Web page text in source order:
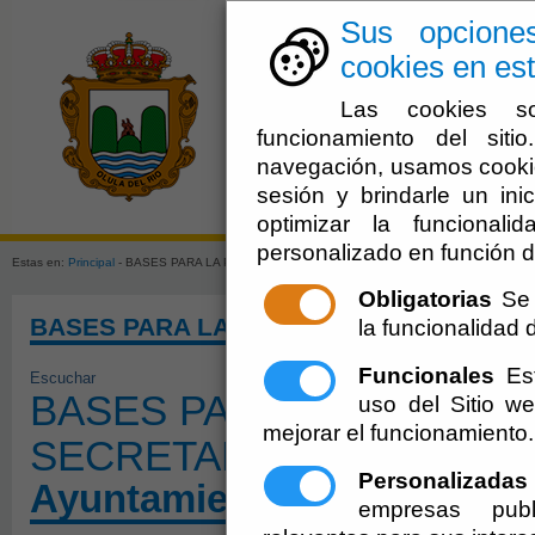
Sus
cookies en
Las cookies
funcionamiento del
navegación, usamos
sesión y brindarle un
optimizar la
personalizado en función
Obligatorias
la funcionalidad
Funcionales
uso del Sitio
mejorar el funcionamiento.
Personalizadas
empresas
El
Estas en: Principal - BASES PARA LA PROVISIÓN DEL PUESTO DE SECRETARÍA Y
BASES PARA LA PROVISIÓN DEL
Escuchar
BASES PARA LA
SECRETARÍA Y ANEXOS
Ayuntamiento de Olula del